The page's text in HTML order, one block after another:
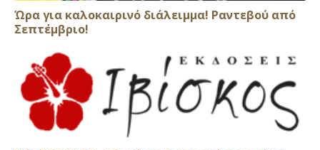
Ώρα για καλοκαιρινό διάλειμμα! Ραντεβού από
Σεπτέμβριο!